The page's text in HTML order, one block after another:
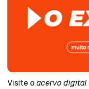
Visite o acervo digital